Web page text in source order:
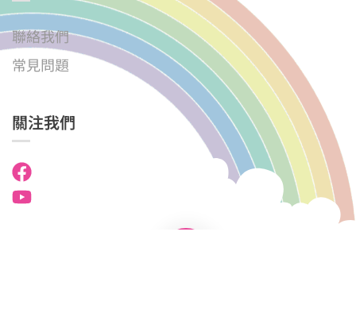
聯絡我們
常見問題
關注我們